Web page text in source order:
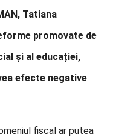
Tatiana
promovate de
și al educației,
efecte negative
fiscal ar putea